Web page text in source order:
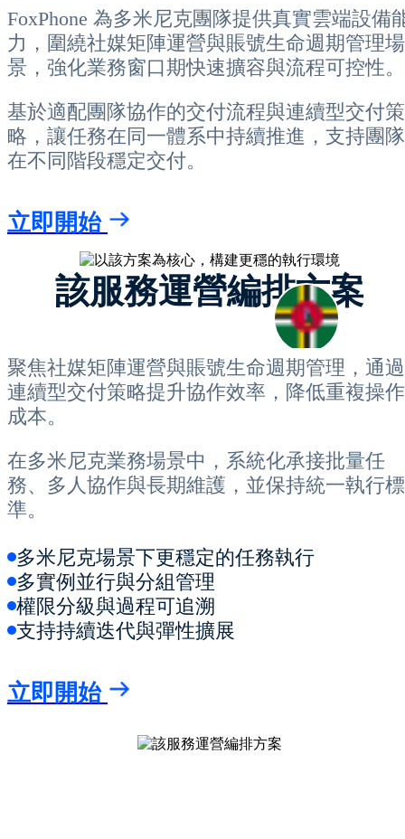
FoxPhone 為多米尼克團隊提供真實雲端設備
力，圍繞社媒矩陣運營與賬號生命週期管理場
景，強化業務窗口期快速擴容與流程可控性。
基於適配團隊協作的交付流程與連續型交付策
略，讓任務在同一體系中持續推進，支持團隊
在不同階段穩定交付。
立即開始
該服務運營編排方案
聚焦社媒矩陣運營與賬號生命週期管理，通過
連續型交付策略提升協作效率，降低重複操作
成本。
在多米尼克業務場景中，系統化承接批量任
務、多人協作與長期維護，並保持統一執行標
準。
多米尼克場景下更穩定的任務執行
多實例並行與分組管理
權限分級與過程可追溯
支持持續迭代與彈性擴展
立即開始